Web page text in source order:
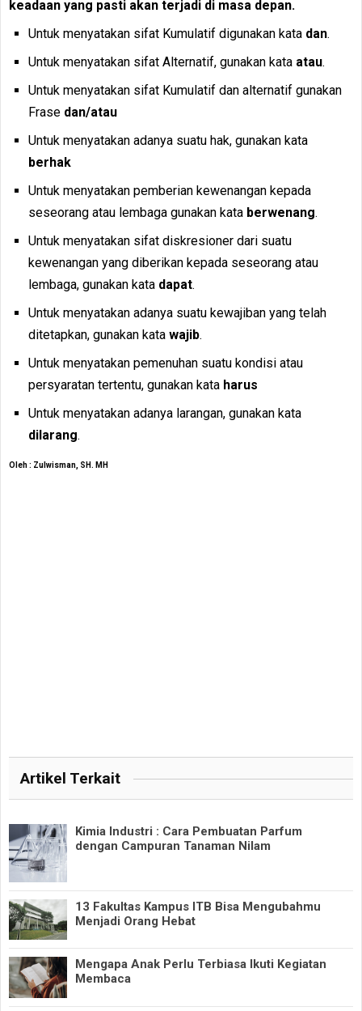
keadaan yang pasti akan terjadi di masa depan.
Untuk menyatakan sifat Kumulatif digunakan kata dan.
Untuk menyatakan sifat Alternatif, gunakan kata atau.
Untuk menyatakan sifat Kumulatif dan alternatif gunakan
Frase dan/atau
Untuk menyatakan adanya suatu hak, gunakan kata
berhak
Untuk menyatakan pemberian kewenangan kepada
seseorang atau lembaga gunakan kata berwenang.
Untuk menyatakan sifat diskresioner dari suatu
kewenangan yang diberikan kepada seseorang atau
lembaga, gunakan kata dapat.
Untuk menyatakan adanya suatu kewajiban yang telah
ditetapkan, gunakan kata wajib.
Untuk menyatakan pemenuhan suatu kondisi atau
persyaratan tertentu, gunakan kata harus
Untuk menyatakan adanya larangan, gunakan kata
dilarang.
Oleh : Zulwisman, SH. MH
Artikel Terkait
Kimia Industri : Cara Pembuatan Parfum
dengan Campuran Tanaman Nilam
13 Fakultas Kampus ITB Bisa Mengubahmu
Menjadi Orang Hebat
Mengapa Anak Perlu Terbiasa Ikuti Kegiatan
Membaca